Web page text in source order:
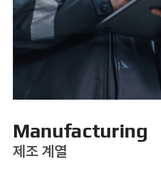
Manufacturing
제조 계열